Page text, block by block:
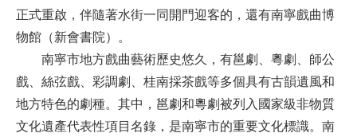
正式重啟，伴隨著水街一同開門迎客的，還有南寧戲曲博
物館（新會書院）。
南寧市地方戲曲藝術歷史悠久，有邕劇、粵劇、師公
戲、絲弦戲、彩調劇、桂南採茶戲等多個具有古韻遺風和
地方特色的劇種。其中，邕劇和粵劇被列入國家級非物質
文化遺產代表性項目名錄，是南寧市的重要文化標識。南